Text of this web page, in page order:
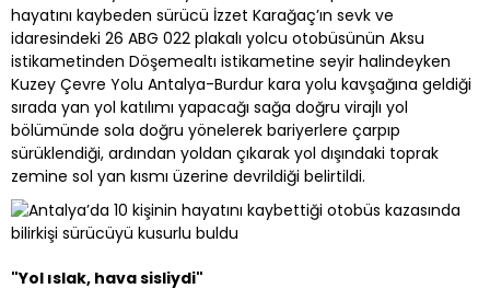
hayatını kaybeden sürücü İzzet Karağaç’ın sevk ve
idaresindeki 26 ABG 022 plakalı yolcu otobüsünün Aksu
istikametinden Döşemealtı istikametine seyir halindeyken
Kuzey Çevre Yolu Antalya-Burdur kara yolu kavşağına geldiği
sırada yan yol katılımı yapacağı sağa doğru virajlı yol
bölümünde sola doğru yönelerek bariyerlere çarpıp
sürüklendiği, ardından yoldan çıkarak yol dışındaki toprak
zemine sol yan kısmı üzerine devrildiği belirtildi.
"Yol ıslak, hava sisliydi"